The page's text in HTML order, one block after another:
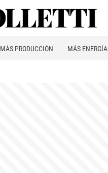
MÁS PRODUCCIÓN MÁS ENERGÍA